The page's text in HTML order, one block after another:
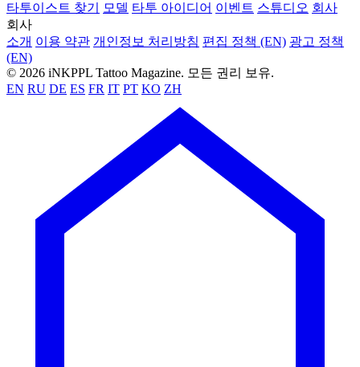
타투이스트 찾기
모델 타투 아이디어 이벤트 스튜디오 회사
회사
소개 이용 약관 개인정보 처리방침 편집 정책 (EN) 광고 정책
(EN)
© 2026 iNKPPL Tattoo Magazine. 모든 권리 보유.
EN RU DE ES FR IT PT KO ZH